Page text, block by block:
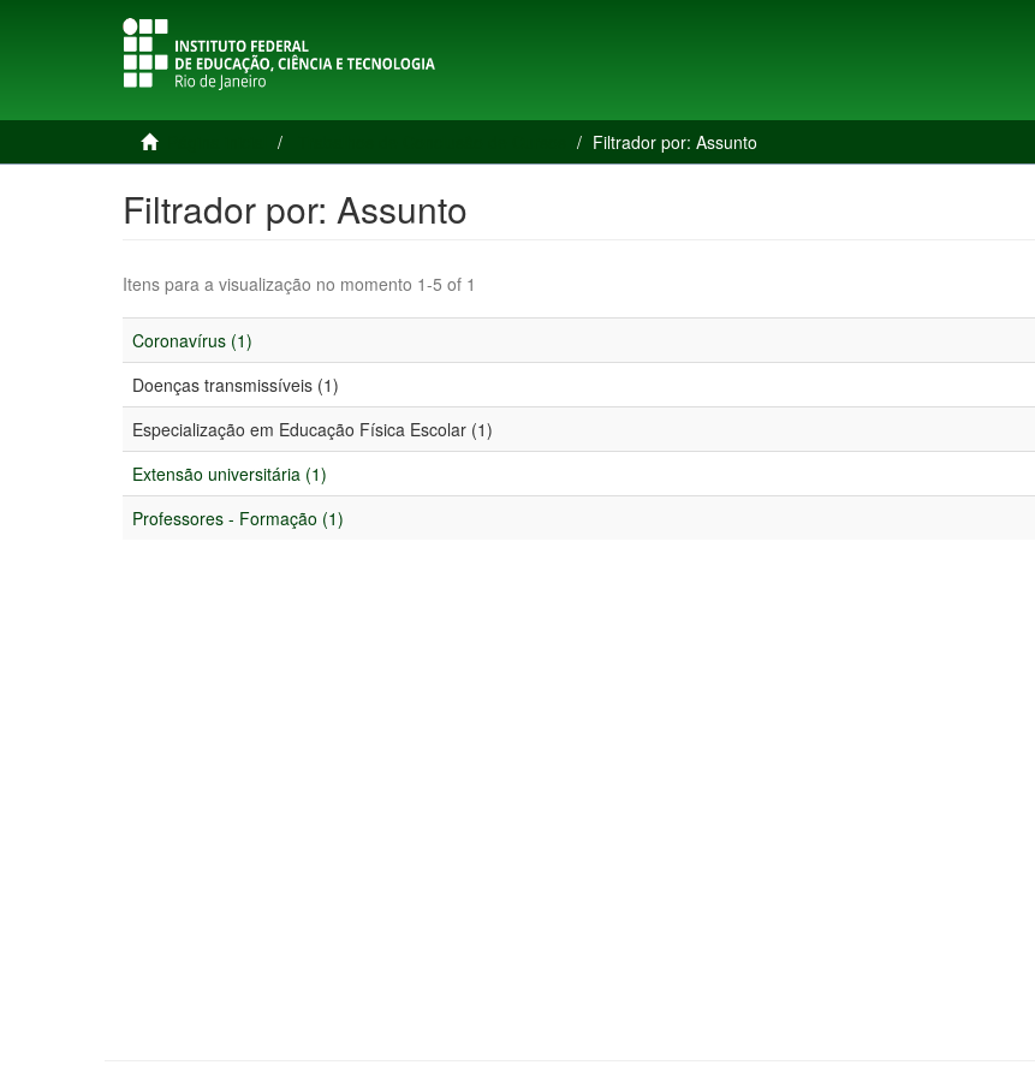
Filtrador por: Assunto
Filtrador por: Assunto
Itens para a visualização no momento 1-5 of 1
Coronavírus (1)
Doenças transmissíveis (1)
Especialização em Educação Física Escolar (1)
Extensão universitária (1)
Professores - Formação (1)